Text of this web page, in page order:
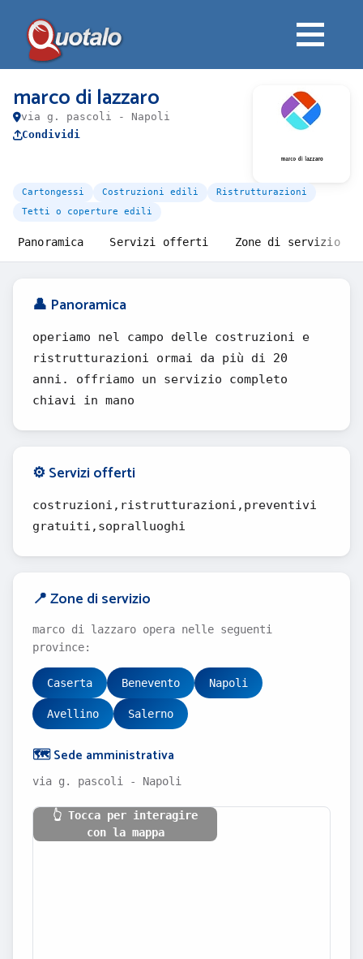
marco di lazzaro
via g. pascoli - Napoli
Condividi
Cartongessi Costruzioni edili
Ristrutturazioni
Tetti o coperture edili
Panoramica Servizi offerti Zone di servizio
👤 Panoramica
operiamo nel campo delle costruzioni e
ristrutturazioni ormai da più di 20
anni. offriamo un servizio completo
chiavi in mano
⚙️ Servizi offerti
costruzioni,ristrutturazioni,preventivi
gratuiti,sopralluoghi
📍 Zone di servizio
marco di lazzaro opera nelle seguenti
province:
Caserta Benevento Napoli
Avellino Salerno
🗺️ Sede amministrativa
via g. pascoli - Napoli
👆 Tocca per interagire
con la mappa